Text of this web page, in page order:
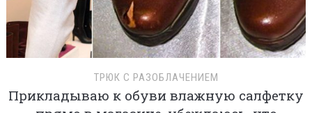
ТРЮК С РАЗОБЛАЧЕНИЕМ
Прикладываю к обуви влажную салфетку